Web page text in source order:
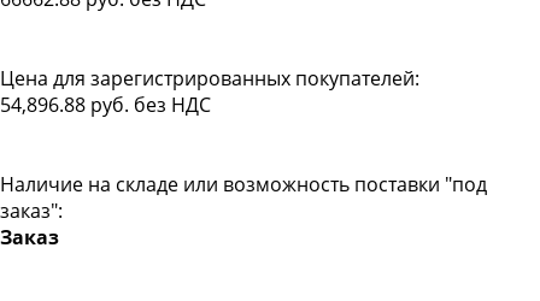
Цена для зарегистрированных покупателей:
54,896.88 руб. без НДС
Наличие на складе или возможность поставки "под
заказ":
Заказ